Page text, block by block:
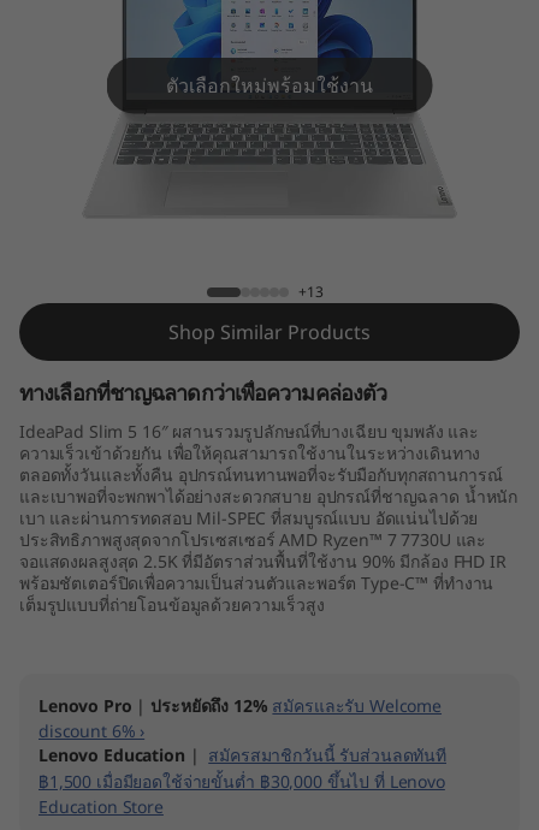
″
A
M
D
ตัวเลือกใหม่พร้อมใช้งาน
+13
Shop Similar Products
ทางเลือกที่ชาญฉลาดกว่าเพื่อความคล่องตัว
IdeaPad Slim 5 16″ ผสานรวมรูปลักษณ์ที่บางเฉียบ ขุมพลัง และ
ความเร็วเข้าด้วยกัน เพื่อให้คุณสามารถใช้งานในระหว่างเดินทาง
ตลอดทั้งวันและทั้งคืน อุปกรณ์ทนทานพอที่จะรับมือกับทุกสถานการณ์
และเบาพอที่จะพกพาได้อย่างสะดวกสบาย อุปกรณ์ที่ชาญฉลาด น้ำหนัก
เบา และผ่านการทดสอบ Mil-SPEC ที่สมบูรณ์แบบ อัดแน่นไปด้วย
ประสิทธิภาพสูงสุดจากโปรเซสเซอร์ AMD Ryzen™ 7 7730U และ
จอแสดงผลสูงสุด 2.5K ที่มีอัตราส่วนพื้นที่ใช้งาน 90% มีกล้อง FHD IR
พร้อมชัตเตอร์ปิดเพื่อความเป็นส่วนตัวและพอร์ต Type-C™ ที่ทำงาน
เต็มรูปแบบที่ถ่ายโอนข้อมูลด้วยความเร็วสูง
Lenovo Pro | ประหยัดถึง 12% สมัครและรับ Welcome
discount 6% ›
Lenovo Education | สมัครสมาชิกวันนี้ รับส่วนลดทันที
฿1,500 เมื่อมียอดใช้จ่ายขั้นต่ำ ฿30,000 ขึ้นไป ที่ Lenovo
Education Store